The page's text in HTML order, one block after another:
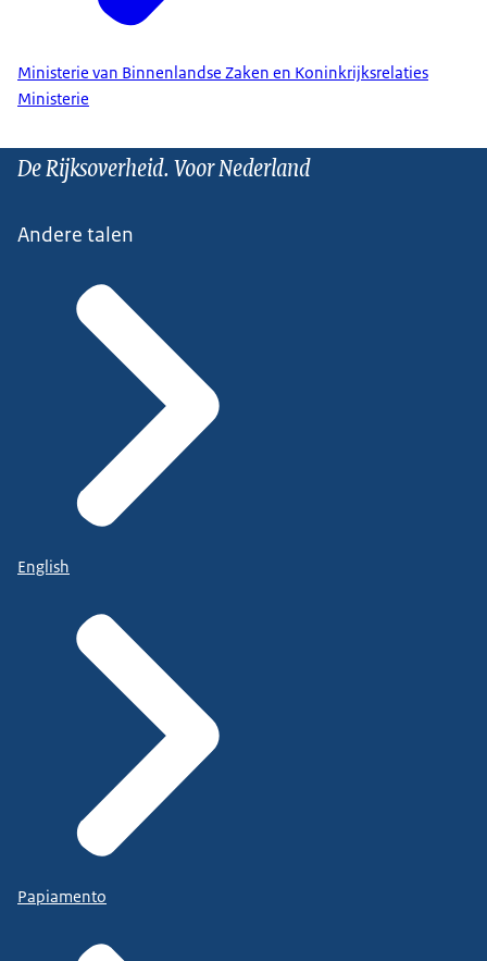
Ministerie van Binnenlandse Zaken en Koninkrijksrelaties
Ministerie
De Rijksoverheid. Voor Nederland
Andere talen
English
Papiamento